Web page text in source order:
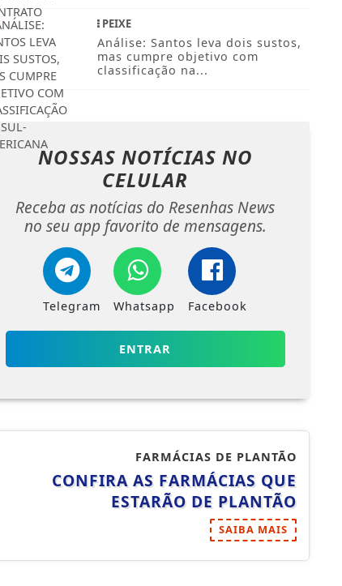
PEIXE
Análise: Santos leva dois sustos,
mas cumpre objetivo com
classificação na...
NOSSAS NOTÍCIAS NO
CELULAR
Receba as notícias do Resenhas News
no seu app favorito de mensagens.
Telegram Whatsapp Facebook
ENTRAR
FARMÁCIAS DE PLANTÃO
CONFIRA AS FARMÁCIAS QUE
ESTARÃO DE PLANTÃO
SAIBA MAIS